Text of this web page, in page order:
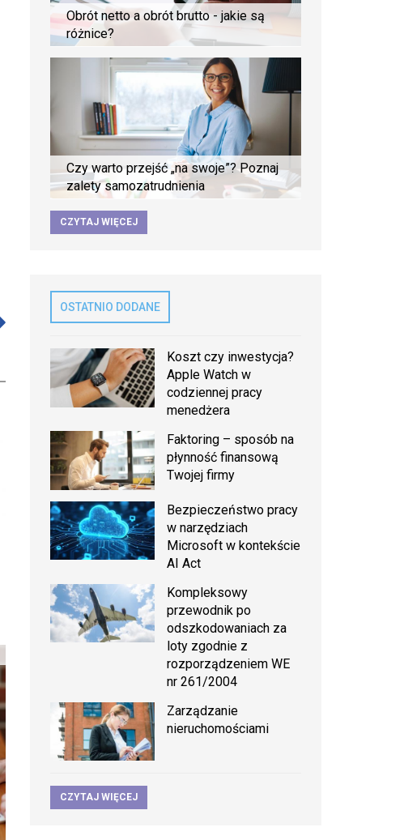
Obrót netto a obrót brutto - jakie są
różnice?
Czy warto przejść „na swoje”? Poznaj
zalety samozatrudnienia
CZYTAJ WIĘCEJ
OSTATNIO DODANE
Koszt czy inwestycja?
Apple Watch w
codziennej pracy
menedżera
Faktoring – sposób na
płynność finansową
Twojej firmy
Bezpieczeństwo pracy
w narzędziach
Microsoft w kontekście
AI Act
Kompleksowy
przewodnik po
odszkodowaniach za
loty zgodnie z
rozporządzeniem WE
nr 261/2004
Zarządzanie
nieruchomościami
CZYTAJ WIĘCEJ